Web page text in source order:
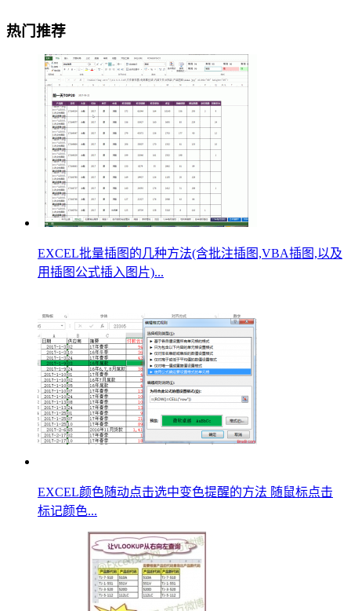
热门推荐
EXCEL批量插图的几种方法(含批注插图,VBA插图,以及
用插图公式插入图片)...
EXCEL颜色随动点击选中变色提醒的方法 随鼠标点击
标记颜色...